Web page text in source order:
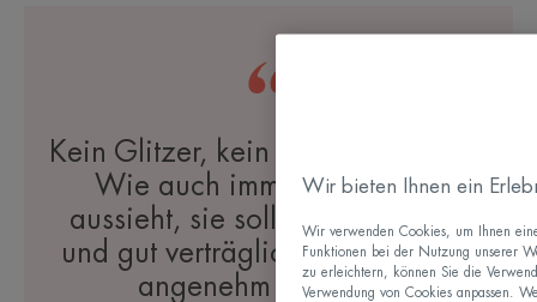
Kein Glitzer, kein Schnickschnack.
Wie auch immer die Pflege
aussieht, sie soll sicher, effektiv
und gut verträglich sein und sich
angenehm anfühlen.
Wir bieten Ihnen ein
Wir verwenden Cookies, um Ihnen
Funktionen bei der Nutzung unserer
zu erleichtern, können Sie die
Verwendung von Cookies anpassen.